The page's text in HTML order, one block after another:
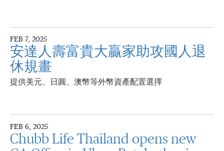
FEB 7, 2025
安達人壽富貴大贏家助攻國人退
休規畫
提供美元、日圓、澳幣等外幣資產配置選擇
FEB 6, 2025
Chubb Life Thailand opens new